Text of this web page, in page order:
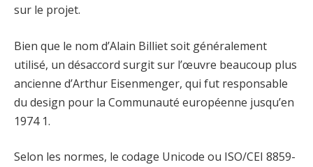
sur le projet.
Bien que le nom d’Alain Billiet soit généralement
utilisé, un désaccord surgit sur l’œuvre beaucoup plus
ancienne d’Arthur Eisenmenger, qui fut responsable
du design pour la Communauté européenne jusqu’en
1974 1.
Selon les normes, le codage Unicode ou ISO/CEI 8859-